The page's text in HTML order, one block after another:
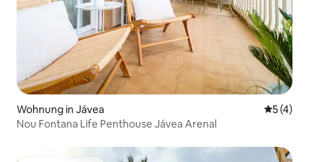
Wohnung in Jávea
5 (4)
Nou Fontana Life Penthouse Jávea Arenal